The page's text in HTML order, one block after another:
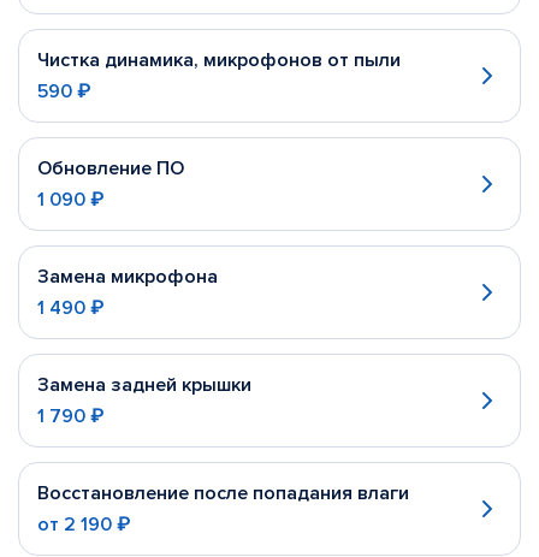
Чистка динамика, микрофонов от пыли
590 ₽
Обновление ПО
1 090 ₽
Замена микрофона
1 490 ₽
Замена задней крышки
1 790 ₽
Восстановление после попадания влаги
от 2 190 ₽